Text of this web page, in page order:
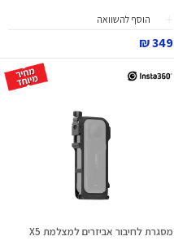
הוסף להשוואה
349 ₪
מסגרת לחיבור אביזרים למצלמת X5